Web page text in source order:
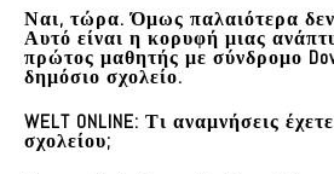
Ναι, τώρα. Όμως παλαιότερα
Αυτό είναι η κορυφή μιας
πρώτος μαθητής με σύνδρομο
δημόσιο σχολείο.
WELT ONLINE: Τι αναμνήσεις
σχολείου;